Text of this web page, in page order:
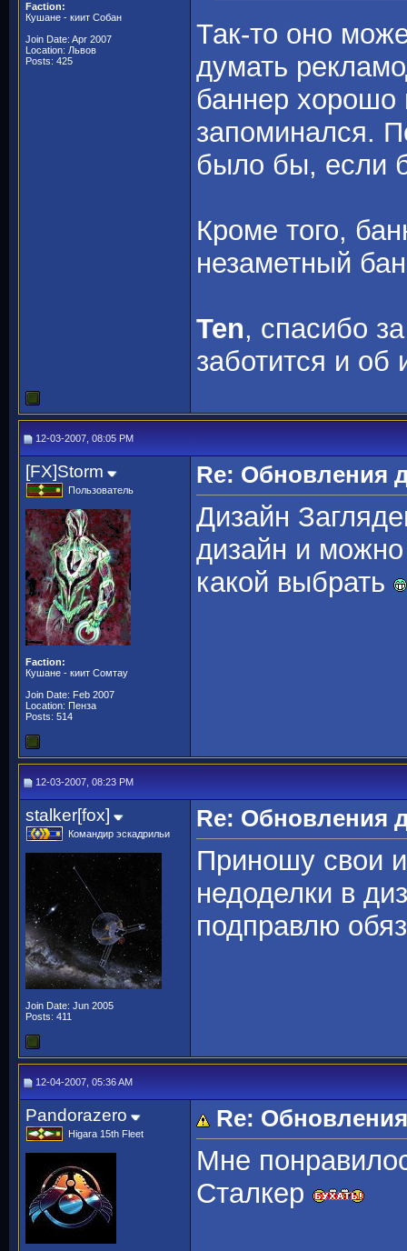
Faction:
Кушане - киит Собан
Join Date: Apr 2007
Location: Львов
Posts: 425
Так-то оно
думать
баннер хорошо
запоминался.
было бы, если
Кроме того,
незаметный
Ten, спасибо
заботится и
12-03-2007, 08:05 PM
[FX]Storm
Пользователь
Faction:
Кушане - киит Сомтау
Join Date: Feb 2007
Location: Пенза
Posts: 514
Re: Обновления
Дизайн
дизайн и
какой выбрать
12-03-2007, 08:23 PM
stalker[fox]
Командир эскадрильи
Join Date: Jun 2005
Posts: 411
Re: Обновления
Приношу свои
недоделки в
подправлю
12-04-2007, 05:36 AM
Pandorazero
Higara 15th Fleet
Re:
Мне
Сталкер